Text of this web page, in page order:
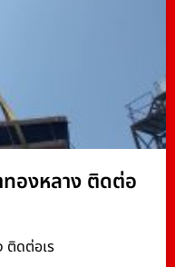
ทองหลาง ติดต่อ
ติดต่อเร